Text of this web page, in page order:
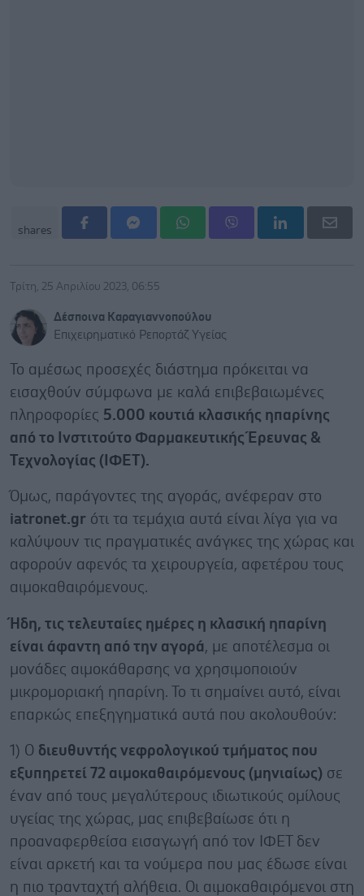
shares
Τρίτη, 25 Απριλίου 2023, 06:55
Δέσποινα Καραγιαννοπούλου
Επιχειρηματικό Ρεπορτάζ Υγείας
Το αμέσως προσεχές διάστημα πρόκειται να
εισαχθούν σύμφωνα με καλά επιβεβαιωμένες
πληροφορίες 5.000 κουτιά κλασικής ηπαρίνης
από το Ινστιτούτο Φαρμακευτικής Έρευνας &
Τεχνολογίας (ΙΦΕΤ).
Όμως, παράγοντες της αγοράς, ανέφεραν στο
iatronet.gr ότι τα τεμάχια αυτά είναι λίγα για να
καλύψουν τις πραγματικές ανάγκες της χώρας και
αφορούν αφενός τα χειρουργεία, αφετέρου τους
αιμοκαθαιρόμενους.
Ήδη, τις τελευταίες ημέρες η κλασική ηπαρίνη
είναι άφαντη από την αγορά, με αποτέλεσμα οι
μονάδες αιμοκάθαρσης να χρησιμοποιούν
μικρομοριακή ηπαρίνη. Το τι σημαίνει αυτό, είναι
επαρκώς επεξηγηματικά αυτά που ακολουθούν:
1) O διευθυντής νεφρολογικού τμήματος που
εξυπηρετεί 72 αιμοκαθαιρόμενους (μηνιαίως) σε
έναν από τους μεγαλύτερους ιδιωτικούς ομίλους
υγείας της χώρας, μας επιβεβαίωσε ότι η
προαναφερθείσα εισαγωγή από τον ΙΦΕΤ δεν
είναι αρκετή και τα νούμερα που μας έδωσε είναι
η πιο τρανταχτή αλήθεια. Οι αιμοκαθαιρόμενοι στη